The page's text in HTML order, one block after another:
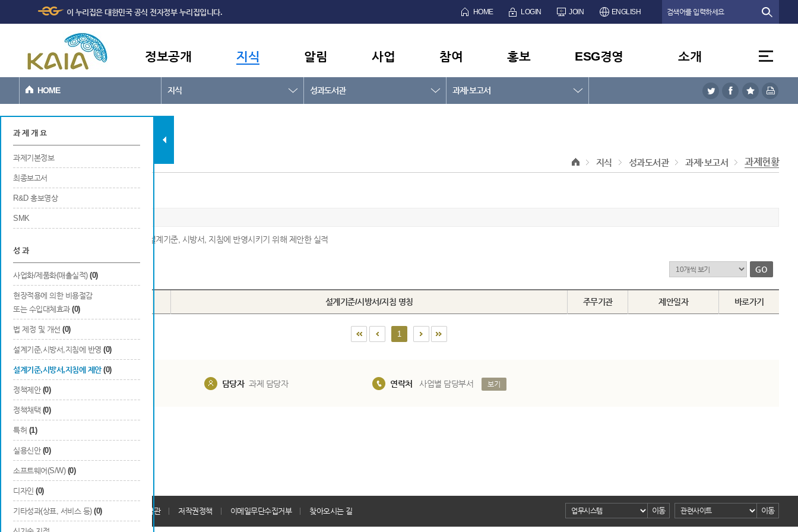
본문바로가기
이 누리집은 대한민국 공식 전자정부 누리집입니다. HOME LOGIN JOIN ENGLISH
정보공개 지식 알림 사업 참여 홍보 ESG경영 소개
HOME 지식 성과도서관 과제·보고서
과제현황
지식 성과도서관 과제·보고서 과제현황
과 제 개 요
과제기본정보
최종보고서
R&D 홍보영상
SMK
성 과
사업화/제품화(매출실적) (0)
현장적용에 의한 비용절감
또는 수입대체효과 (0)
법 제정 및 개선 (0)
설계기준,시방서,지침에 반영 (0)
설계기준,시방서,지침에 제안 (0)
정책제안 (0)
정책채택 (0)
특허 (1)
실용신안 (0)
소프트웨어(S/W) (0)
디자인 (0)
기타성과(상표, 서비스 등) (0)
설계기준, 시방서, 지침에 제안
※ 연구개발 결과가 공공적인 목적으로 설계기준, 시방서, 지침에 반영시키기 위해 제안한 실적
Total0건
번호 종류 설계기준/시방서/지침 명칭 주무기관 제안일자 바로가기
1
담당자 과제 담당자 연락처 사업별 담당부서 보기
개인정보처리방침 회원가입약관 저작권정책 이메일무단수집거부 찾아오시는 길 이동 이동